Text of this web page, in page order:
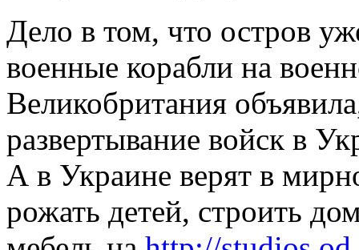
Дело в том, что остров
военные корабли на
Великобритания
развертывание войск в
А в Украине верят в
рожать детей, строить